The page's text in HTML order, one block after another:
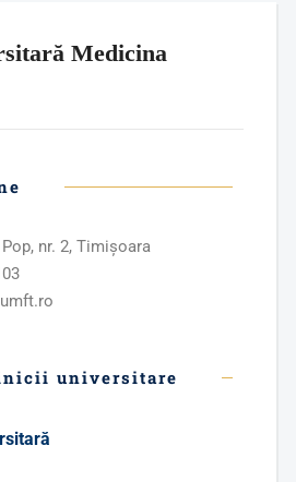
Medicina
nr. 2, Timişoara
universitare